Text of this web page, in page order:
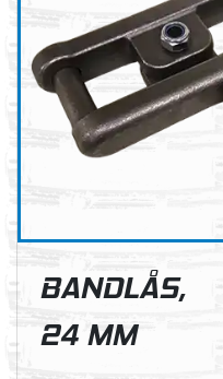
BANDLÅS,
24 MM